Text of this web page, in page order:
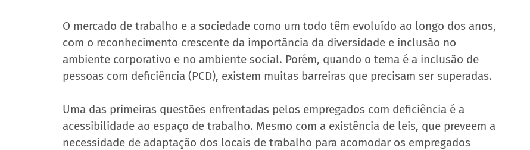
O mercado de trabalho e a sociedade como um todo têm evoluído ao longo dos anos,
com o reconhecimento crescente da importância da diversidade e inclusão no
ambiente corporativo e no ambiente social. Porém, quando o tema é a inclusão de
pessoas com deficiência (PCD), existem muitas barreiras que precisam ser superadas.
Uma das primeiras questões enfrentadas pelos empregados com deficiência é a
acessibilidade ao espaço de trabalho. Mesmo com a existência de leis, que preveem a
necessidade de adaptação dos locais de trabalho para acomodar os empregados